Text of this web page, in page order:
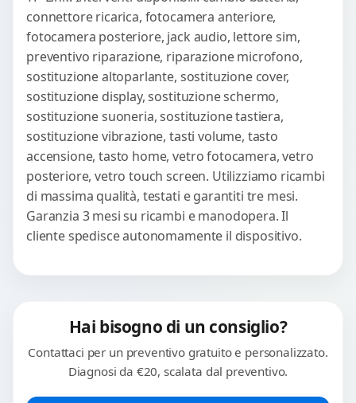
connettore ricarica, fotocamera anteriore,
fotocamera posteriore, jack audio, lettore sim,
preventivo riparazione, riparazione microfono,
sostituzione altoparlante, sostituzione cover,
sostituzione display, sostituzione schermo,
sostituzione suoneria, sostituzione tastiera,
sostituzione vibrazione, tasti volume, tasto
accensione, tasto home, vetro fotocamera, vetro
posteriore, vetro touch screen. Utilizziamo ricambi
di massima qualità, testati e garantiti tre mesi.
Garanzia 3 mesi su ricambi e manodopera. Il
cliente spedisce autonomamente il dispositivo.
Hai bisogno di un consiglio?
Contattaci per un preventivo gratuito e personalizzato.
Diagnosi da €20, scalata dal preventivo.